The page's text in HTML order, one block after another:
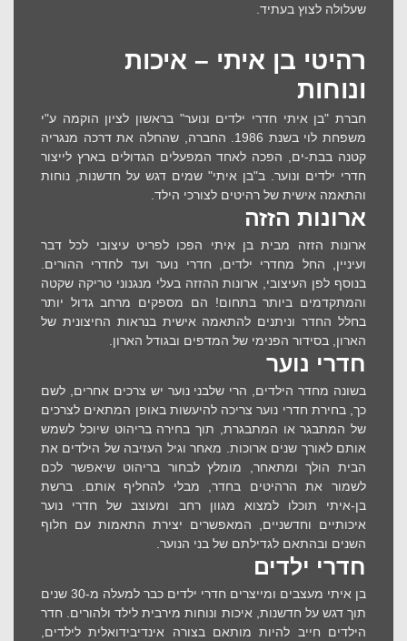
שעלולה לצוץ בעתיד.
רהיטי בן איתי – איכות
ונוחות
חברת "בן איתי חדרי ילדים ונוער" בראשון לציון הוקמה ע"י
משפחת לוי בשנת 1986. החברה, שהחלה את דרכה מנגריה
קטנה בבת-ים, הפכה לאחד המפעלים הגדולים בארץ לייצור
חדרי ילדים ונוער. ב"בן איתי" שמים דגש על חדשנות, נוחות
והתאמה אישית של רהיטים לצורכי הילד.
ארונות הזזה
ארונות הזזה מבית בן איתי הפכו לפריט עיצובי לכל דבר
ועיניין, החל מחדרי ילדים, חדרי נוער ועד לחדרי ההורים.
בנוסף לפן העיצובי, ארונות ההזזה בעלי מנגנוני טריקה שקטה
והמתקדמים ביותר בתחום! הם מספקים מרחב גדול יותר
בחלל החדר וניתנים להתאמה אישית בנראות החיצונית של
הארון, בסידור הפנימי של המדפים ובגודל הארון.
חדרי נוער
בשונה מחדר הילדים, הרי שלבני נוער יש צרכים אחרים, לשם
כך, בחירת חדרי נוער צריכה להיעשות באופן המתאים לצרכים
של המתבגר או המתבגרת, תוך בחירה בריהוט שיוכל לשמש
אותם לאורך שנים ארוכות. מאחר וגיל העזיבה של הילדים את
הבית הולך ומתאחר, מומלץ לבחור בריהוט שיאפשר לכם
לשמור את הרהיטים בחדר, מבלי להחליף אותם. ברשת
בן-איתי תוכלו למצוא מגוון רחב ומעוצב של חדרי נוער
איכותיים וחדשניים, המאפשרים יצירת התאמות עם חלוף
השנים ובהתאם לגדילתם של בני הנוער.
חדרי ילדים
בן איתי מעצבים ומייצרים חדרי ילדים כבר למעלה מ-30 שנים
תוך דגש על חדשנות, איכות ונוחות מירבית לילד ולהורים. חדר
הילדים חייב להיות מותאם בצורה אינדיבידואלית לילדים,